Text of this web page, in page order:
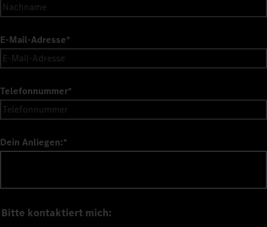
E-Mail-Adresse*
Telefonnummer*
Dein Anliegen:*
Bitte kontaktiert mich: